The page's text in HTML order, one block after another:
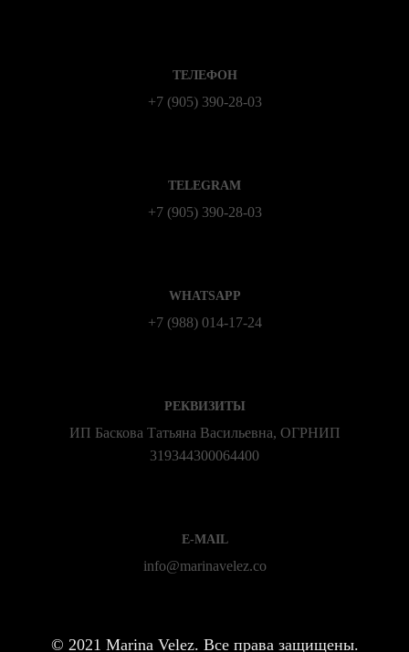
ТЕЛЕФОН
+7 (905) 390-28-03
TELEGRAM
+7 (905) 390-28-03
WHATSAPP
+7 (988) 014‑17‑24
РЕКВИЗИТЫ
ИП Баскова Татьяна Васильевна, ОГРНИП
319344300064400
E-MAIL
info@marinavelez.co
© 2021 Marina Velez. Все права защищены.